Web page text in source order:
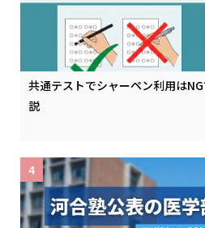
共通テストでシャーペン利用は
説
4